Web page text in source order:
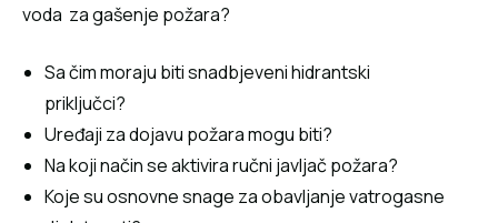
voda za gašenje požara?
Sa čim moraju biti snadbjeveni hidrantski
priključci?
Uređaji za dojavu požara mogu biti?
Na koji način se aktivira ručni javljač požara?
Koje su osnovne snage za obavljanje vatrogasne